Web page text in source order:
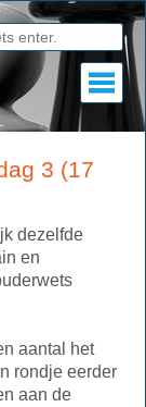
3 (17
dezelfde
en
aantal het
rondje eerder
aan de